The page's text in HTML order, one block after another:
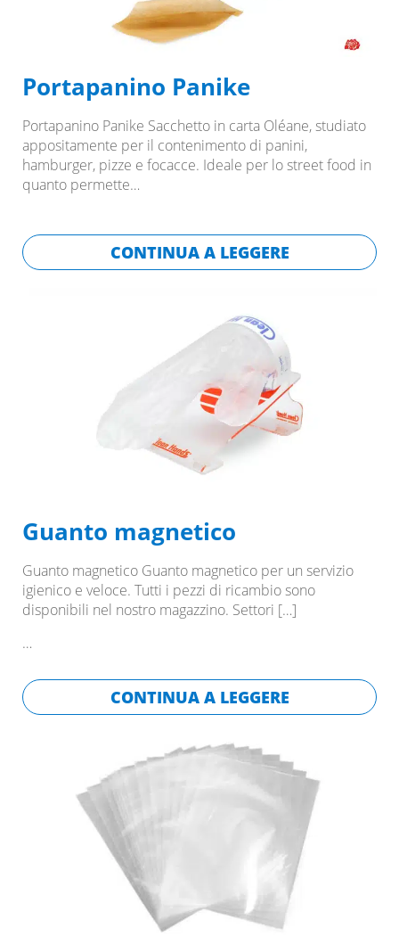
Portapanino Panike
Portapanino Panike Sacchetto in carta Oléane, studiato
appositamente per il contenimento di panini,
hamburger, pizze e focacce. Ideale per lo street food in
quanto permette…
CONTINUA A LEGGERE
Guanto magnetico
Guanto magnetico Guanto magnetico per un servizio
igienico e veloce. Tutti i pezzi di ricambio sono
disponibili nel nostro magazzino. Settori […]
…
CONTINUA A LEGGERE